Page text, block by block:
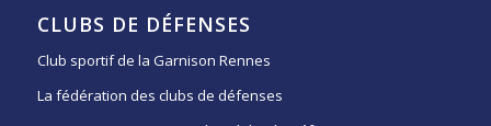
CLUBS DE DÉFENSES
Club sportif de la Garnison Rennes
La fédération des clubs de défenses